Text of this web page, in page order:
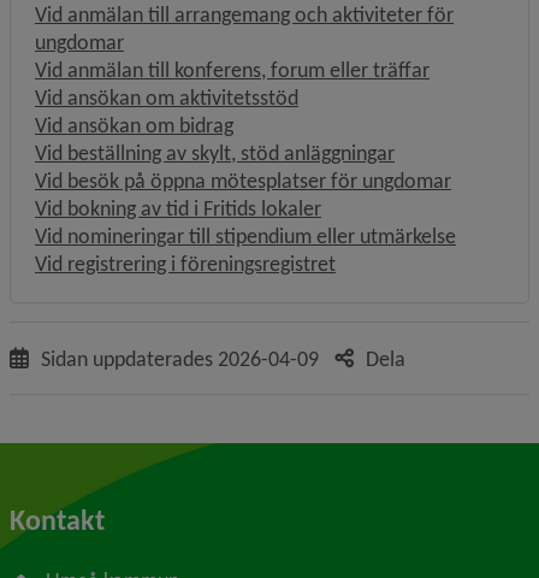
Vid anmälan till arrangemang och aktiviteter för
ungdomar
Vid anmälan till konferens, forum eller träffar
Vid ansökan om aktivitetsstöd
Vid ansökan om bidrag
Vid beställning av skylt, stöd anläggningar
Vid besök på öppna mötesplatser för ungdomar
Vid bokning av tid i Fritids lokaler
Vid nomineringar till stipendium eller utmärkelse
Vid registrering i föreningsregistret
Sidan uppdaterades 2026-04-09 Dela
Kontakt